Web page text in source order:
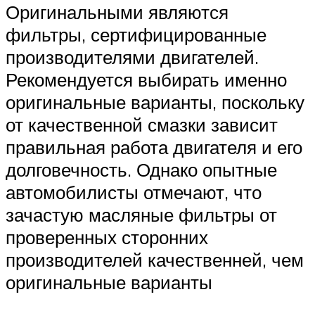
Оригинальными являются
фильтры, сертифицированные
производителями двигателей.
Рекомендуется выбирать именно
оригинальные варианты, поскольку
от качественной смазки зависит
правильная работа двигателя и его
долговечность. Однако опытные
автомобилисты отмечают, что
зачастую масляные фильтры от
проверенных сторонних
производителей качественней, чем
оригинальные варианты